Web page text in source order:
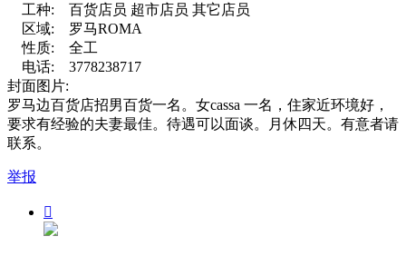
工种:
百货店员 超市店员 其它店员
区域:
罗马ROMA
性质:
全工
电话:
3778238717
封面图片:
罗马边百货店招男百货一名。女cassa 一名，住家近环境好，
要求有经验的夫妻最佳。待遇可以面谈。月休四天。有意者请
联系。
举报
